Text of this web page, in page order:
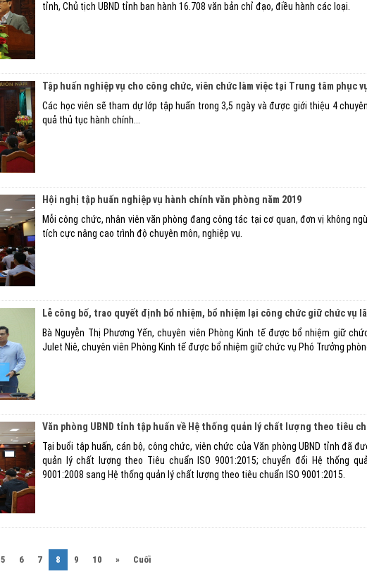
tỉnh, Chủ tịch UBND tỉnh ban hành 16.708 văn bản chỉ đạo, điều hành các loại.
Tập huấn nghiệp vụ cho công chức, viên chức làm việc tại Trung tâm phục
Các học viên sẽ tham dự lớp tập huấn trong 3,5 ngày và được giới thiệu 4
quả thủ tục hành chính...
Hội nghị tập huấn nghiệp vụ hành chính văn phòng năm 2019
Mỗi công chức, nhân viên văn phòng đang công tác tại cơ quan, đơn vị không
tích cực nâng cao trình độ chuyên môn, nghiệp vụ.
Lễ công bố, trao quyết định bổ nhiệm, bổ nhiệm lại công chức giữ chức vụ
Bà Nguyễn Thị Phương Yến, chuyên viên Phòng Kinh tế được bổ nhiệm giữ
Julet Niê, chuyên viên Phòng Kinh tế được bổ nhiệm giữ chức vụ Phó Trưởng
Văn phòng UBND tỉnh tập huấn về Hệ thống quản lý chất lượng theo tiêu
Tại buổi tập huấn, cán bộ, công chức, viên chức của Văn phòng UBND tỉnh đã
quản lý chất lượng theo Tiêu chuẩn ISO 9001:2015; chuyển đổi Hệ thống
9001:2008 sang Hệ thống quản lý chất lượng theo tiêu chuẩn ISO 9001:2015.
5 6 7 8(current)
9 10 » Cuối